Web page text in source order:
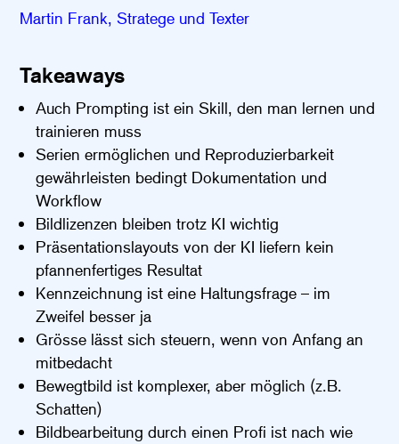
Martin Frank, Stratege und Texter
Takeaways
Auch Prompting ist ein Skill, den man lernen und
trainieren muss
Serien ermöglichen und Reproduzierbarkeit
gewährleisten bedingt Dokumentation und
Workflow
Bildlizenzen bleiben trotz KI wichtig
Präsentationslayouts von der KI liefern kein
pfannenfertiges Resultat
Kennzeichnung ist eine Haltungsfrage – im
Zweifel besser ja
Grösse lässt sich steuern, wenn von Anfang an
mitbedacht
Bewegtbild ist komplexer, aber möglich (z.B.
Schatten)
Bildbearbeitung durch einen Profi ist nach wie